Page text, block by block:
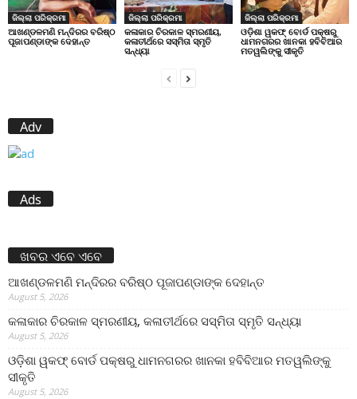
ଜିଲ୍ଲା ପରିକ୍ରମା
ଆଖଣ୍ଡଳମଣି ମନ୍ଦିରର ବରିଷ୍ଠ
ପୂଜାପଣ୍ଡାଙ୍କ ଦେହାନ୍ତ
ଜିଲ୍ଲା ପରିକ୍ରମା
କଳାକାର ଚିରକାଳ ସ୍ମରଣୀୟ,
କଳାତୀର୍ଥରେ ସସ୍ମିତା ସ୍ମୃତି
ସନ୍ଧ୍ୟା
ଜିଲ୍ଲା ପରିକ୍ରମା
ଓଡ଼ିଶା ୱକଫ୍ ବୋର୍ଡ ପକ୍ଷରୁ
ଧାମନଗରର ଖାନକା ହବିବିଆର
ମତୱଲିଙ୍କୁ ସୀକୃତି
Adv
Ads
ଖବର ଏବେ ଏବେ
ଆଖଣ୍ଡଳମଣି ମନ୍ଦିରର ବରିଷ୍ଠ ପୂଜାପଣ୍ଡାଙ୍କ ଦେହାନ୍ତ
August 5, 2026
କଳାକାର ଚିରକାଳ ସ୍ମରଣୀୟ, କଳାତୀର୍ଥରେ ସସ୍ମିତା ସ୍ମୃତି ସନ୍ଧ୍ୟା
August 5, 2026
ଓଡ଼ିଶା ୱକଫ୍ ବୋର୍ଡ ପକ୍ଷରୁ ଧାମନଗରର ଖାନକା ହବିବିଆର ମତୱଲିଙ୍କୁ
ସୀକୃତି
August 5, 2026